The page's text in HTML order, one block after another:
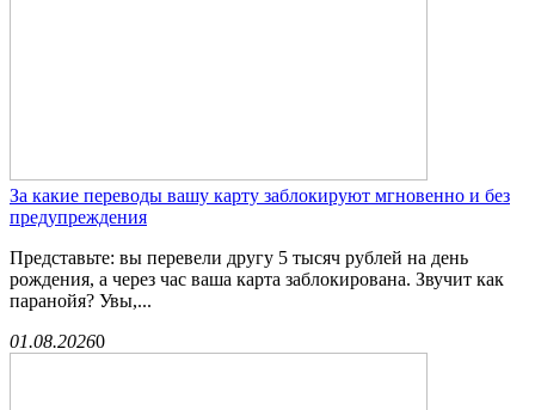
За какие переводы вашу карту заблокируют мгновенно и без
предупреждения
Представьте: вы перевели другу 5 тысяч рублей на день
рождения, а через час ваша карта заблокирована. Звучит как
паранойя? Увы,...
01.08.20260